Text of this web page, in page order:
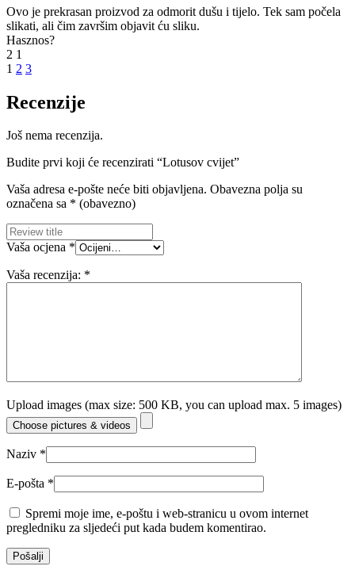
Ovo je prekrasan proizvod za odmorit dušu i tijelo. Tek sam počela
slikati, ali čim završim objavit ću sliku.
Hasznos?
2 1
1 2 3
Recenzije
Još nema recenzija.
Budite prvi koji će recenzirati “Lotusov cvijet”
Vaša adresa e-pošte neće biti objavljena. Obavezna polja su
označena sa * (obavezno)
Vaša ocjena *
Vaša recenzija: *
Upload images (max size: 500 KB, you can upload max. 5 images)
Choose pictures & videos
Naziv *
E-pošta *
Spremi moje ime, e-poštu i web-stranicu u ovom internet
pregledniku za sljedeći put kada budem komentirao.